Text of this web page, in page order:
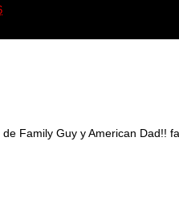
Family Guy y American Dad!!